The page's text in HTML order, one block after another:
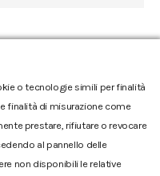
o tecnologie simili per finalità
finalità di misurazione come
prestare, rifiutare o revocare
al pannello delle
non disponibili le relative